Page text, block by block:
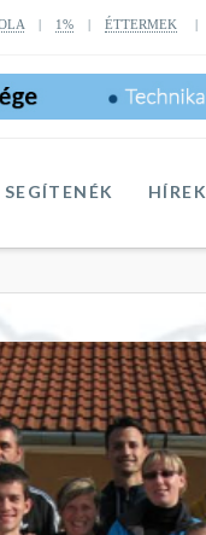
| 1%| ÉTTERMEK |
SEGÍTENÉK HÍREK